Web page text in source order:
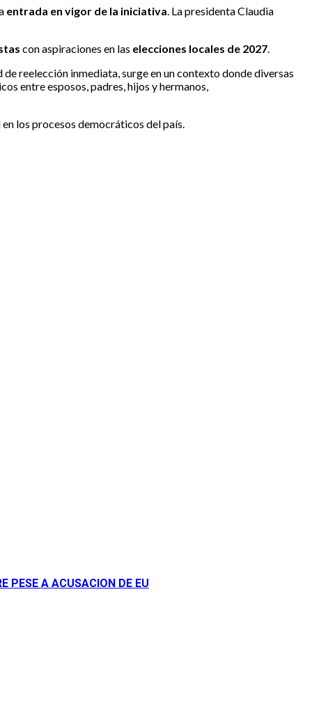
entrada en vigor de la iniciativa . La presidenta Claudia
con aspiraciones en las elecciones locales de 2027
reelección inmediata, surge en un contexto donde diversas
entre esposos, padres, hijos y hermanos,
los procesos democráticos del país.
PESE A ACUSACION DE EU